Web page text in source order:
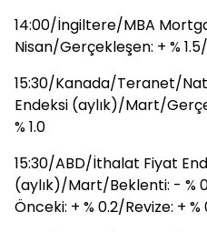
14:00/İngiltere/MBA
Nisan/Gerçekleşen: + %
15:30/Kanada/Teranet/
Endeksi (aylık)/Mart/
% 1.0
15:30/ABD/İthalat Fiyat
(aylık)/Mart/Beklenti: - %
Önceki: + % 0.2/Revize: + %